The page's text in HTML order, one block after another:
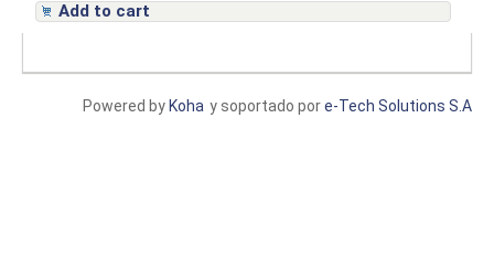
Add to cart
y soportado pore-Tech Solutions S.A
Powered by Koha